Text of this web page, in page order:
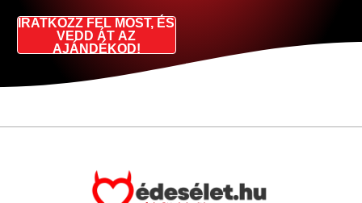
IRATKOZZ FEL MOST, ÉS
VEDD ÁT AZ
AJÁNDÉKOD!